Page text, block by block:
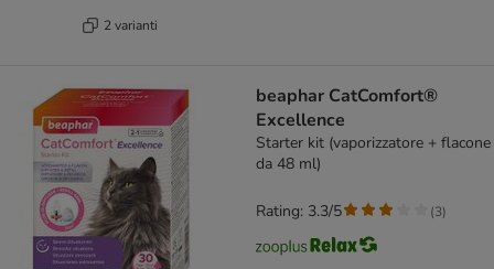
2 varianti
beaphar CatComfort®
Excellence
Starter kit (vaporizzatore + flacone
da 48 ml)
Rating: 3.3/5 (3)